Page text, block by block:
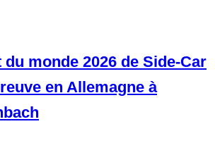
monde 2026 de Side-Car
en Allemagne à